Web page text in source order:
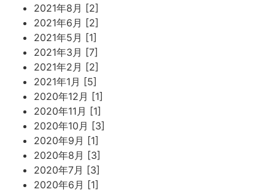
2021年8月 [2]
2021年6月 [2]
2021年5月 [1]
2021年3月 [7]
2021年2月 [2]
2021年1月 [5]
2020年12月 [1]
2020年11月 [1]
2020年10月 [3]
2020年9月 [1]
2020年8月 [3]
2020年7月 [3]
2020年6月 [1]